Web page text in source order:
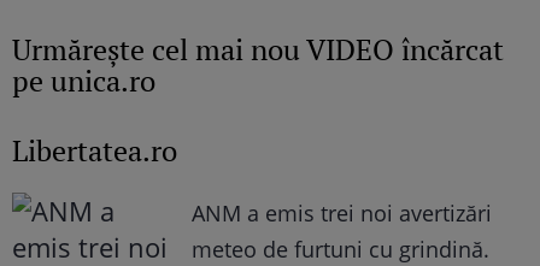
Urmăreşte cel mai nou VIDEO încărcat
pe unica.ro
Libertatea.ro
ANM a emis trei noi avertizări
meteo de furtuni cu grindină.